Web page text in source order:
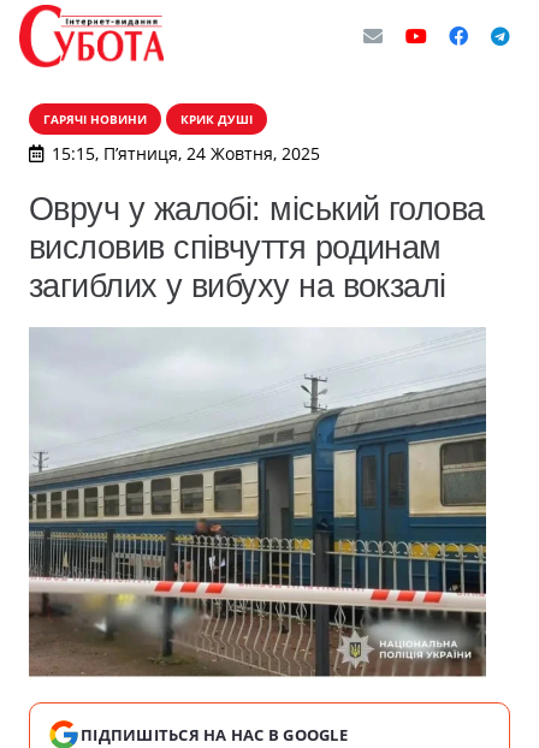
ГАРЯЧІ НОВИНИ КРИК ДУШІ
15:15, П’ятниця, 24 Жовтня, 2025
Овруч у жалобі: міський голова
висловив співчуття родинам
загиблих у вибуху на вокзалі
ПІДПИШІТЬСЯ НА НАС В GOOGLE